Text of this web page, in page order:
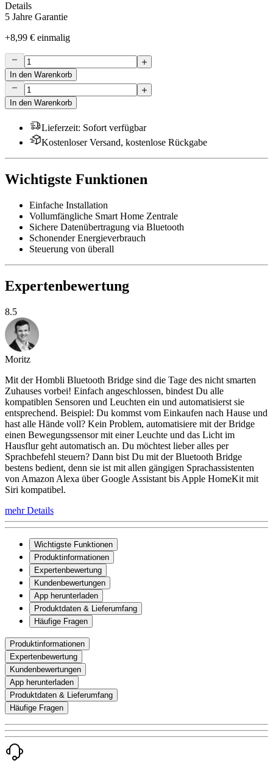
Details
5 Jahre Garantie
+8,99 € einmalig
In den Warenkorb
In den Warenkorb
Lieferzeit: Sofort verfügbar
Kostenloser Versand, kostenlose Rückgabe
Wichtigste Funktionen
Einfache Installation
Vollumfängliche Smart Home Zentrale
Sichere Datenübertragung via Bluetooth
Schonender Energieverbrauch
Steuerung von überall
Expertenbewertung
8.5
Moritz
Mit der Hombli Bluetooth Bridge sind die Tage des nicht smarten
Zuhauses vorbei! Einfach angeschlossen, bindest Du alle
kompatiblen Sensoren und Leuchten ein und automatisierst sie
entsprechend. Beispiel: Du kommst vom Einkaufen nach Hause und
hast alle Hände voll? Kein Problem, automatisiere mit der Bridge
einen Bewegungssensor mit einer Leuchte und das Licht im
Hausflur geht automatisch an. Du möchtest lieber alles per
Sprachbefehl steuern? Dann bist Du mit der Bluetooth Bridge
bestens bedient, denn sie ist mit allen gängigen Sprachassistenten
von Amazon Alexa über Google Assistant bis Apple HomeKit mit
Siri kompatibel.
mehr Details
Wichtigste Funktionen
Produktinformationen
Expertenbewertung
Kundenbewertungen
App herunterladen
Produktdaten & Lieferumfang
Häufige Fragen
Produktinformationen
Expertenbewertung
Kundenbewertungen
App herunterladen
Produktdaten & Lieferumfang
Häufige Fragen